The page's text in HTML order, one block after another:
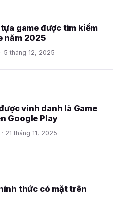
game được tìm kiếm
năm 2025
5 tháng 12, 2025
vinh danh là Game
Google Play
21 tháng 11, 2025
thức có mặt trên